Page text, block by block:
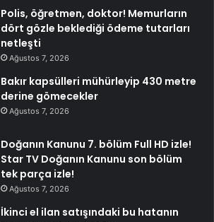
Polis, öğretmen, doktor! Memurların
dört gözle beklediği ödeme tutarları
netleşti
Ağustos 7, 2026
Bakır kapsülleri mühürleyip 430 metre
derine gömecekler
Ağustos 7, 2026
Doğanın Kanunu 7. bölüm Full HD izle!
Star TV Doğanın Kanunu son bölüm
tek parça izle!
Ağustos 7, 2026
İkinci el ilan satışındaki bu hatanın